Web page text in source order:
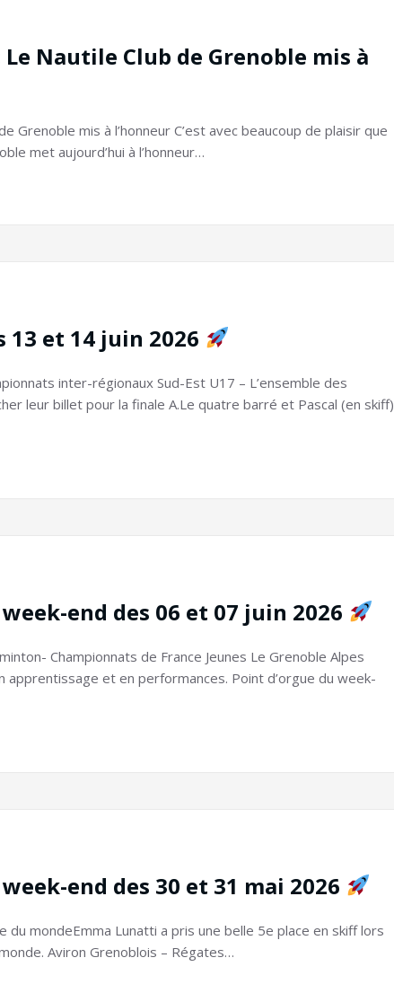
Nautile Club de Grenoble mis à
Grenoble mis à l’honneur C’est avec beaucoup de plaisir que
met aujourd’hui à l’honneur…
et 14 juin 2026
inter-régionaux Sud-Est U17 – L’ensemble des
leur billet pour la finale A.Le quatre barré et Pascal (en skiff)
end des 06 et 07 juin 2026
Championnats de France Jeunes Le Grenoble Alpes
apprentissage et en performances. Point d’orgue du week-
end des 30 et 31 mai 2026
du mondeEmma Lunatti a pris une belle 5e place en skiff lors
Aviron Grenoblois – Régates…